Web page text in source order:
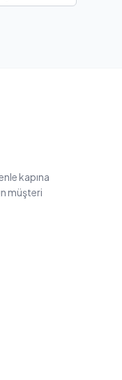
kapına
müşteri